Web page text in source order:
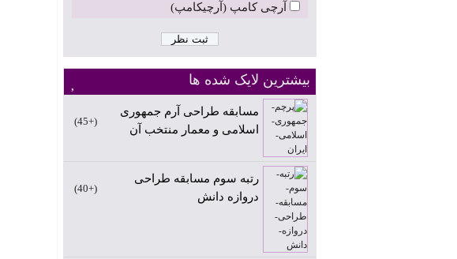
آرچی کامپ (آرچیکامپ)
بیشترین لایک شده ها
مسابقه طراحی آرم جمهوری
اسلامی و معمار منتخب آن
+45
رتبه سوم مسابقه طراحی
دروازه دانش
+40